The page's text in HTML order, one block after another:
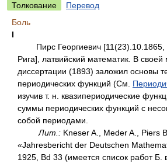
Толкование
Перевод
Боль
I
Пирс Георгиевич [11(23).10.1865,
Рига], латвийский математик. В своей
диссертации (1893) заложил основы
периодических функций (См.
изучив т. н. квазипериодические
суммы периодических функций с
собой периодами.
Лит.: Kneser A., Meder A., Piers
«Jahresbericht der Deutschen
1925, Bd 33 (имеется список работ Б. в